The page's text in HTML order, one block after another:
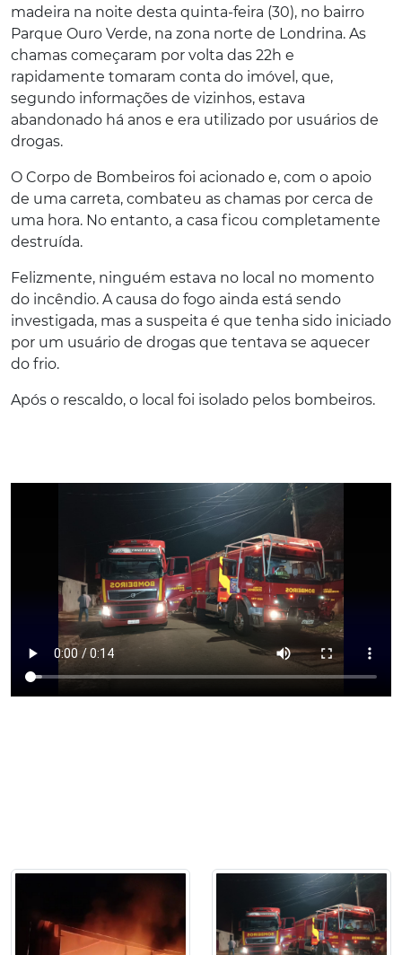
madeira na noite desta quinta-feira (30), no bairro
Parque Ouro Verde, na zona norte de Londrina. As
chamas começaram por volta das 22h e
rapidamente tomaram conta do imóvel, que,
segundo informações de vizinhos, estava
abandonado há anos e era utilizado por usuários de
drogas.
O Corpo de Bombeiros foi acionado e, com o apoio
de uma carreta, combateu as chamas por cerca de
uma hora. No entanto, a casa ficou completamente
destruída.
Felizmente, ninguém estava no local no momento
do incêndio. A causa do fogo ainda está sendo
investigada, mas a suspeita é que tenha sido iniciado
por um usuário de drogas que tentava se aquecer
do frio.
Após o rescaldo, o local foi isolado pelos bombeiros.